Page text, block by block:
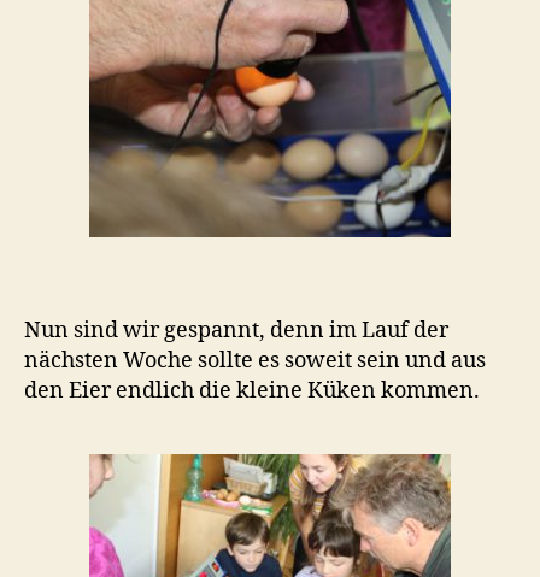
Nun sind wir gespannt, denn im Lauf der
nächsten Woche sollte es soweit sein und aus
den Eier endlich die kleine Küken kommen.